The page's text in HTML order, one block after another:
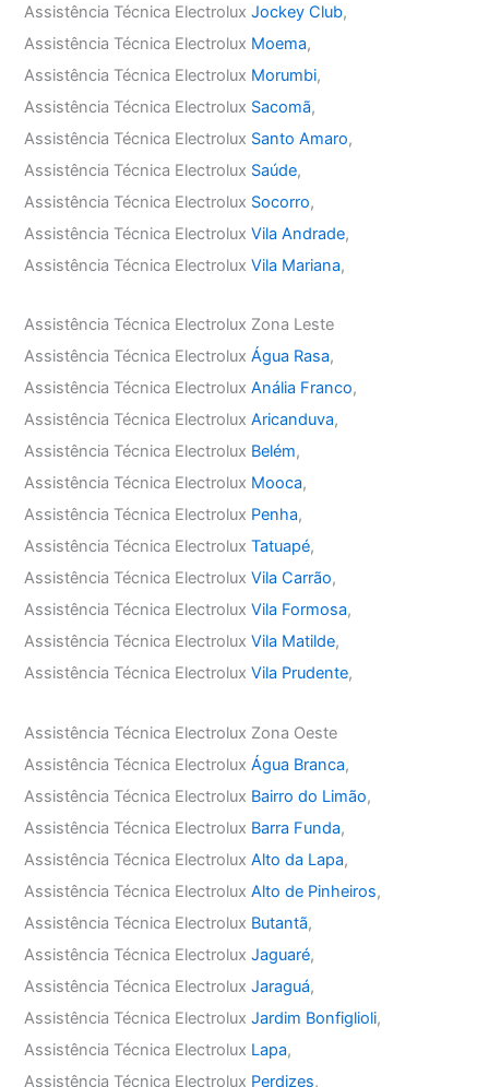
Assistência Técnica ElectroluxJockey Club,
Assistência Técnica Electrolux Moema,
Assistência Técnica Electrolux Morumbi,
Assistência Técnica Electrolux Sacomã,
Assistência Técnica Electrolux Santo Amaro,
Assistência Técnica Electrolux Saúde,
Assistência Técnica Electrolux Socorro,
Assistência Técnica ElectroluxVila Andrade,
Assistência Técnica ElectroluxVila Mariana,
Assistência Técnica Electrolux Zona Leste
Assistência Técnica ElectroluxÁgua Rasa,
Assistência Técnica ElectroluxAnália Franco,
Assistência Técnica ElectroluxAricanduva,
Assistência Técnica Electrolux Belém,
Assistência Técnica Electrolux Mooca,
Assistência Técnica Electrolux Penha,
Assistência Técnica ElectroluxTatuapé,
Assistência Técnica ElectroluxVila Carrão,
Assistência Técnica ElectroluxVila Formosa,
Assistência Técnica ElectroluxVila Matilde,
Assistência Técnica ElectroluxVila Prudente,
Assistência Técnica Electrolux Zona Oeste
Assistência Técnica ElectroluxÁgua Branca,
Assistência Técnica Electrolux Bairro do Limão,
Assistência Técnica Electrolux Barra Funda,
Assistência Técnica ElectroluxAlto da Lapa,
Assistência Técnica ElectroluxAlto de Pinheiros,
Assistência Técnica Electrolux Butantã,
Assistência Técnica ElectroluxJaguaré,
Assistência Técnica ElectroluxJaraguá,
Assistência Técnica ElectroluxJardim Bonfiglioli,
Assistência Técnica Electrolux Lapa,
Assistência Técnica Electrolux Perdizes,